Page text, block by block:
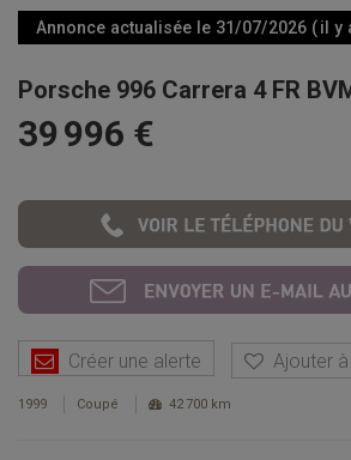
Annonce actualisée le 31/07/2026 ( il y
Porsche 996 Carrera 4 FR
39 996 €
Créer une alerte Ajouter
1999 Coupé 42 700 km